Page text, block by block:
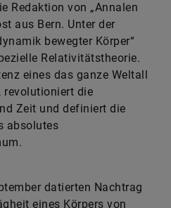
Redaktion von „Annalen
aus Bern. Unter der
bewegter Körper“
Relativitätstheorie.
eines das ganze Weltall
revolutioniert die
Zeit und definiert die
absolutes
datierten Nachtrag
eines Körpers von